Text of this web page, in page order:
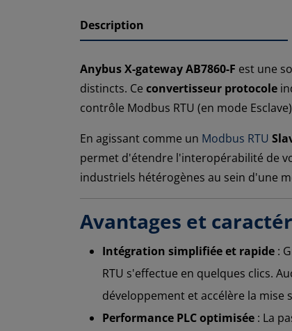
Description
Anybus X-gateway AB7860-F est une
distincts. Ce convertisseur protocole
contrôle Modbus RTU (en mode
En agissant comme un Modbus RTU
permet d'étendre l'interopérabilité de
industriels hétérogènes au sein d'une
Avantages et
Intégration simplifiée et rapide :
RTU s'effectue en quelques clics.
développement et accélère la mise
Performance PLC optimisée : La